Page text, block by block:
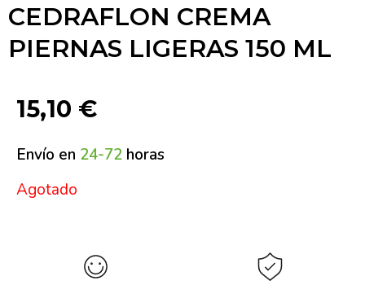
CEDRAFLON CREMA
PIERNAS LIGERAS 150 ML
15,10 €
Envío en 24-72 horas
Agotado